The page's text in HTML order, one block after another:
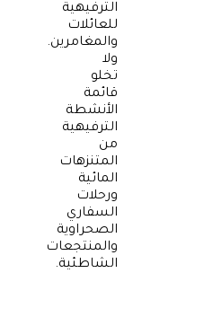
الترفيهية
للعائلات
والمغامرين.
ولا
تخلو
قائمة
الأنشطة
الترفيهية
من
المتنزهات
المائية
ورحلات
السفاري
الصحراوية
والمنتجعات
الشاطئية.